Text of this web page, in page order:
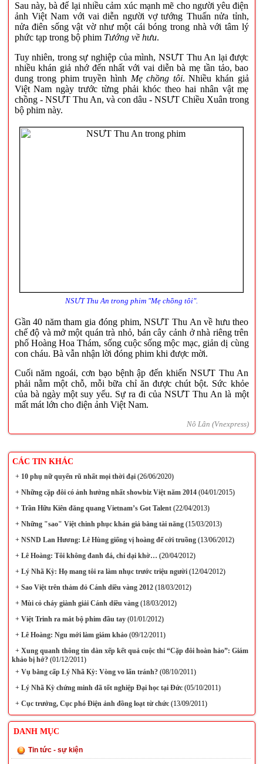
Sau này, bà để lại nhiều cảm xúc mạnh mẽ cho người yêu điện
ảnh Việt Nam với vai diễn người vợ tướng Thuấn nửa tỉnh,
nửa điên sống vật vờ như một cái bóng trong nhà với tâm lý
phức tạp trong bộ phim Tướng về hưu.
Tuy nhiên, trong sự nghiệp của mình, NSƯT Thu An lại được
nhiều khán giả nhớ đến nhất với vai diễn bà mẹ tần tảo, bao
dung trong phim truyền hình Mẹ chồng tôi. Nhiều khán giả
Việt Nam ngày trước từng phải khóc theo hai nhân vật mẹ
chồng - NSƯT Thu An, và con dâu - NSƯT Chiều Xuân trong
bộ phim này.
NSƯT Thu An trong phim "Mẹ chồng tôi".
Gần 40 năm tham gia đóng phim, NSƯT Thu An về hưu theo
chế độ và mở một quán trà nhỏ, bán cây cảnh ở nhà riêng trên
phố Hoàng Hoa Thám, sống cuộc sống mộc mạc, giản dị cùng
con cháu. Bà vẫn nhận lời đóng phim khi được mời.
Cuối năm ngoái, cơn bạo bệnh ập đến khiến NSƯT Thu An
phải nằm một chỗ, mỗi bữa chỉ ăn được chút bột. Sức khỏe
của bà ngày một suy yếu. Sự ra đi của NSƯT Thu An là một
mất mát lớn cho điện ảnh Việt Nam.
Nô Lân (Vnexpress)
CÁC TIN KHÁC
+10 phụ nữ quyến rũ nhất mọi thời đại(26/06/2020)
+Những cặp đôi có ảnh hưởng nhất showbiz Việt năm 2014(04/01/2015)
+Trần Hữu Kiên đăng quang Vietnam’s Got Talent(22/04/2013)
+Những "sao" Việt chinh phục khán giả bằng tài năng(15/03/2013)
+NSND Lan Hương: Lê Hùng giống vị hoàng đế cởi truồng(13/06/2012)
+Lê Hoàng: Tôi không đanh đá, chỉ dại khờ… (20/04/2012)
+Lý Nhã Kỳ: Họ mang tôi ra làm nhục trước triệu người(12/04/2012)
+Sao Việt trên thảm đỏ Cánh diều vàng 2012(18/03/2012)
+Mùi cỏ cháy giành giải Cánh diều vàng(18/03/2012)
+Việt Trinh ra mắt bộ phim đầu tay(01/01/2012)
+Lê Hoàng: Ngu mới làm giám khảo(09/12/2011)
+Xung quanh thông tin dàn xếp kết quả cuộc thi “Cặp đôi hoàn hảo”: Giám
khảo bị hớ?(01/12/2011)
+Vụ bằng cấp Lý Nhã Kỳ: Vòng vo lẩn tránh?(08/10/2011)
+Lý Nhã Kỳ chứng minh đã tốt nghiệp Đại học tại Đức(05/10/2011)
+Cục trưởng, Cục phó Điện ảnh đồng loạt từ chức(13/09/2011)
DANH MỤC
Tin tức - sự kiện